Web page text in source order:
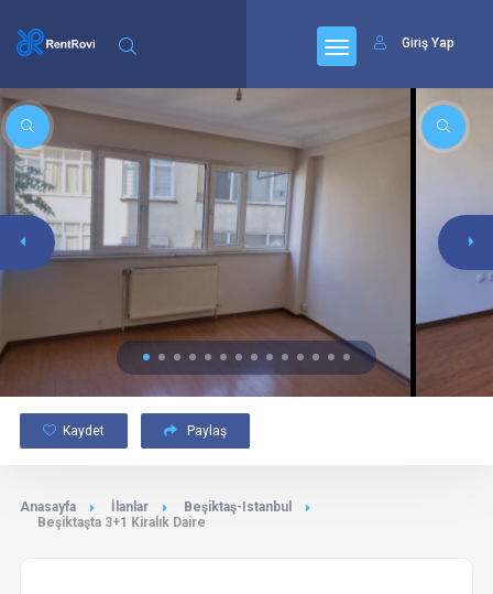
Giriş Yap
Kaydet Paylaş
Anasayfa İlanlar
Beşiktaş-Istanbul
Beşiktaşta 3+1 Kiralık Daire